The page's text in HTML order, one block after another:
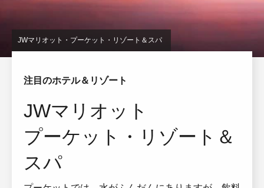
JWマリオット・プーケット・リゾート＆スパ
JWマリオット
プーケット・リゾート＆
スパ
注目のホテル＆リゾート